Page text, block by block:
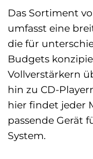
Das Sortiment
umfasst eine
die für
Budgets
Vollverstärkern
hin zu CD-
hier findet jeder
passende Gerät
System.